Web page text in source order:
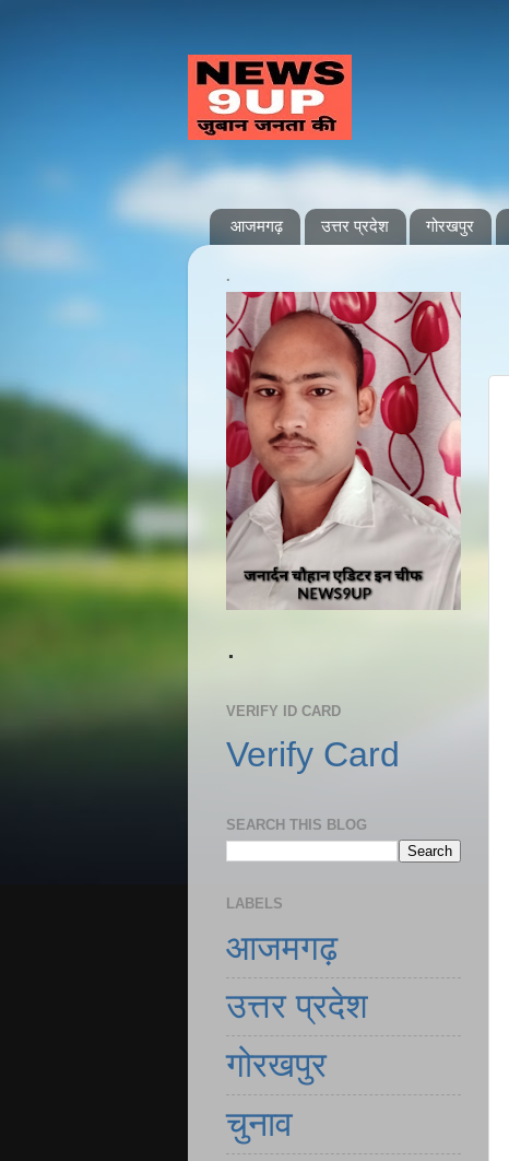
आजमगढ़ उत्तर प्रदेश गोरखपुर
.
.
VERIFY ID CARD
Verify Card
SEARCH THIS BLOG
LABELS
आजमगढ़
उत्तर प्रदेश
गोरखपुर
चुनाव